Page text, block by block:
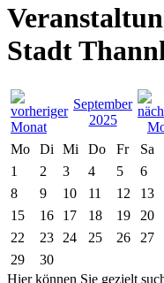
Stadt
September
2025
Mo
Di Mi Do Fr Sa
1
2 3 4 5 6
8
9 10 11 12 13
15
16 17 18 19 20
22
23 24 25 26 27
29
30
Hier können Sie gezielt